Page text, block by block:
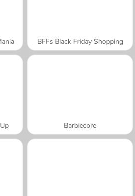
BFFs Black Friday Shopping
Barbiecore